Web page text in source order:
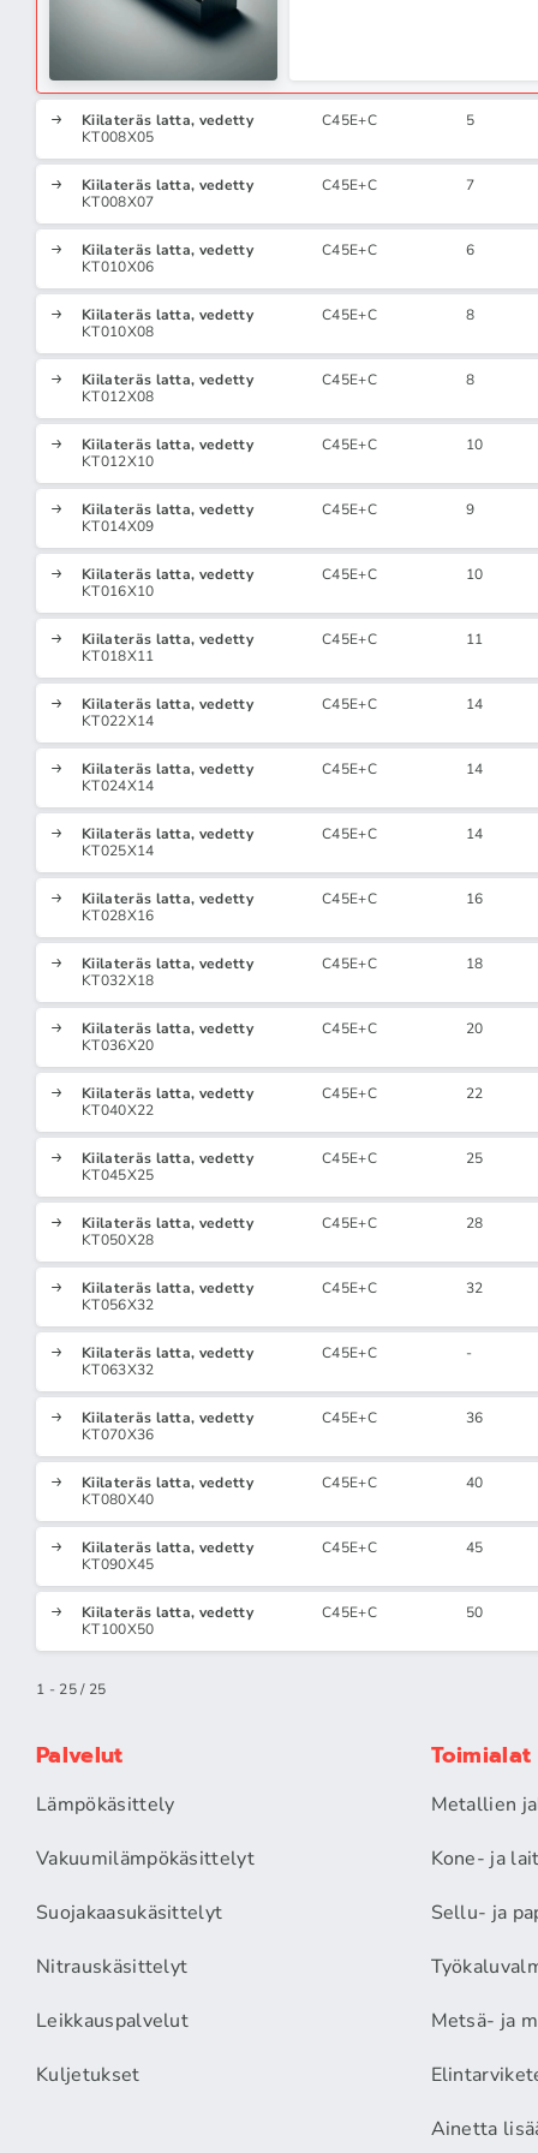
Kiilateräs latta, vedetty
KT008X05
C45E+C 5
Kiilateräs latta, vedetty
KT008X07
C45E+C 7
Kiilateräs latta, vedetty
KT010X06
C45E+C 6
Kiilateräs latta, vedetty
KT010X08
C45E+C 8
Kiilateräs latta, vedetty
KT012X08
C45E+C 8
Kiilateräs latta, vedetty
KT012X10
C45E+C 10
Kiilateräs latta, vedetty
KT014X09
C45E+C 9
Kiilateräs latta, vedetty
KT016X10
C45E+C 10
Kiilateräs latta, vedetty
KT018X11
C45E+C 11
Kiilateräs latta, vedetty
KT022X14
C45E+C 14
Kiilateräs latta, vedetty
KT024X14
C45E+C 14
Kiilateräs latta, vedetty
KT025X14
C45E+C 14
Kiilateräs latta, vedetty
KT028X16
C45E+C 16
Kiilateräs latta, vedetty
KT032X18
C45E+C 18
Kiilateräs latta, vedetty
KT036X20
C45E+C 20
Kiilateräs latta, vedetty
KT040X22
C45E+C 22
Kiilateräs latta, vedetty
KT045X25
C45E+C 25
Kiilateräs latta, vedetty
KT050X28
C45E+C 28
Kiilateräs latta, vedetty
KT056X32
C45E+C 32
Kiilateräs latta, vedetty
KT063X32
C45E+C -
Kiilateräs latta, vedetty
KT070X36
C45E+C 36
Kiilateräs latta, vedetty
KT080X40
C45E+C 40
Kiilateräs latta, vedetty
KT090X45
C45E+C 45
Kiilateräs latta, vedetty
KT100X50
C45E+C 50
1 - 25 / 25
Palvelut
Lämpökäsittely
Vakuumilämpökäsittelyt
Suojakaasukäsittelyt
Nitrauskäsittelyt
Leikkauspalvelut
Kuljetukset
Toimialat
Metallien
Kone- ja
Sellu- ja
Metsä- ja
Ainetta